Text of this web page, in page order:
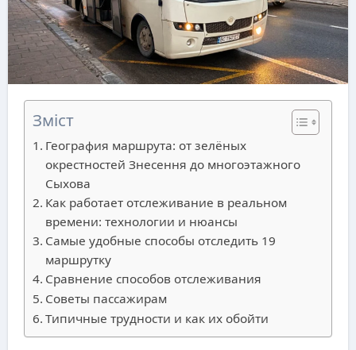
Зміст
География маршрута: от зелёных
окрестностей Знесення до многоэтажного
Сыхова
Как работает отслеживание в реальном
времени: технологии и нюансы
Самые удобные способы отследить 19
маршрутку
Сравнение способов отслеживания
Советы пассажирам
Типичные трудности и как их обойти